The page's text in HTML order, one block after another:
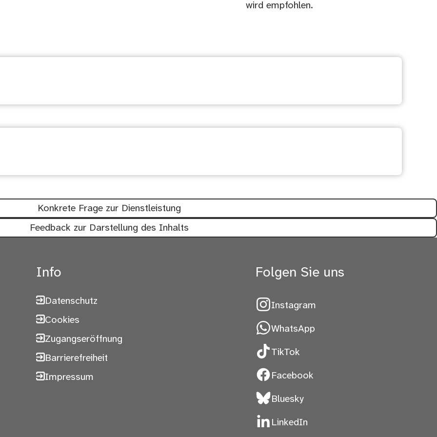
wird empfohlen.
Konkrete Frage zur Dienstleistung
Feedback zur Darstellung des Inhalts
Info
Datenschutz
Cookies
Zugangseröffnung
Barrierefreiheit
Impressum
Folgen Sie uns
Instagram
WhatsApp
TikTok
Facebook
Bluesky
LinkedIn